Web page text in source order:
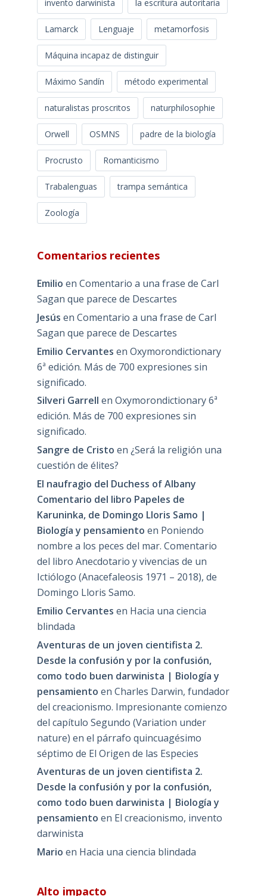
invento darwinista la escritura autoritaria
Lamarck Lenguaje metamorfosis
Máquina incapaz de distinguir
Máximo Sandín método experimental
naturalistas proscritos naturphilosophie
Orwell OSMNS padre de la biología
Procrusto Romanticismo
Trabalenguas trampa semántica
Zoología
Comentarios recientes
Emilio en Comentario a una frase de Carl
Sagan que parece de Descartes
Jesús en Comentario a una frase de Carl
Sagan que parece de Descartes
Emilio Cervantes en Oxymorondictionary
6ª edición. Más de 700 expresiones sin
significado.
Silveri Garrell en Oxymorondictionary 6ª
edición. Más de 700 expresiones sin
significado.
Sangre de Cristo en ¿Será la religión una
cuestión de élites?
El naufragio del Duchess of Albany
Comentario del libro Papeles de
Karuninka, de Domingo Lloris Samo |
Biología y pensamiento en Poniendo
nombre a los peces del mar. Comentario
del libro Anecdotario y vivencias de un
Ictiólogo (Anacefaleosis 1971 – 2018), de
Domingo Lloris Samo.
Emilio Cervantes en Hacia una ciencia
blindada
Aventuras de un joven cientifista 2.
Desde la confusión y por la confusión,
como todo buen darwinista | Biología y
pensamiento en Charles Darwin, fundador
del creacionismo. Impresionante comienzo
del capítulo Segundo (Variation under
nature) en el párrafo quincuagésimo
séptimo de El Origen de las Especies
Aventuras de un joven cientifista 2.
Desde la confusión y por la confusión,
como todo buen darwinista | Biología y
pensamiento en El creacionismo, invento
darwinista
Mario en Hacia una ciencia blindada
Alto impacto